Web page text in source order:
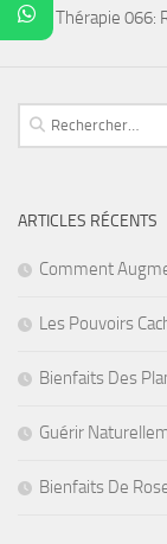
Thérapie 066:
Rechercher :
ARTICLES RÉCENTS
Comment
Les Pouvoirs
Bienfaits Des
Guérir
Bienfaits De